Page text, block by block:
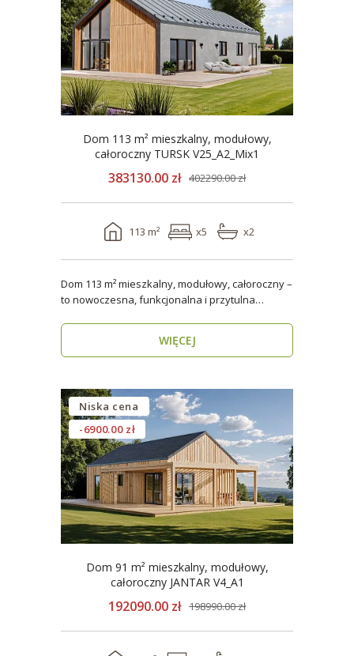
Dom 113 m² mieszkalny, modułowy,
całoroczny TURSK V25_A2_Mix1
383130.00 zł 402290.00 zł
113 m² x5 x2
Dom 113 m² mieszkalny, modułowy, całoroczny –
to nowoczesna, funkcjonalna i przytulna
WIĘCEJ
Niska cena
-6900.00 zł
Dom 91 m² mieszkalny, modułowy,
całoroczny JANTAR V4_A1
192090.00 zł 198990.00 zł